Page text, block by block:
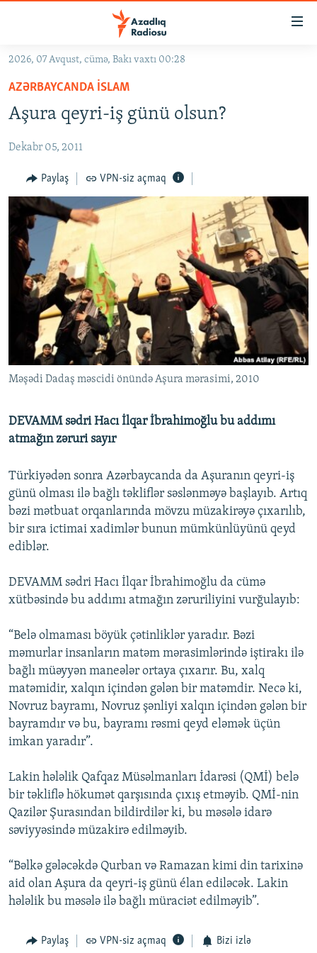
Əsas
qayıt
Əsas
naviqasiyaya
qayıt
KORRUPSIOMETR
#ƏSLINDƏ
FƏRQƏ BAX
QANUNI DOĞRU
ARAŞDIRMA
MULTIMEDIA
VIDEO
FOTOQALEREYA
İNFOQRAFIKA
KARIKATURA
RADIO ARXIV
OXU ZALI
AZƏRBAYCAN ƏDƏBIYYATI KITABXANASI
İSLAM VƏ DEMOKRATIYA
İZ - MƏDƏNIYYƏT PROQRAMI
HAQQIMIZDA
MISSIYAMIZ
PEŞƏ ETIKASI VƏ JURNALISTIKA STANDARTLARIMIZ
MATERIALLARIMIZDAN ISTIFADƏ
BIZIMLƏ ƏLAQƏ
BIZI IZLƏ
2026, 07 Avqust, cümə, Bakı vaxtı 00:28
AZƏRBAYCANDA İSLAM
Aşura qeyri-iş günü olsun?
Dekabr 05, 2011
Paylaş VPN-siz açmaq
Məşədi Dadaş məscidi önündə Aşura mərasimi, 2010
DEVAMM sədri Hacı İlqar İbrahimoğlu bu addımı
atmağın zəruri sayır
Türkiyədən sonra Azərbaycanda da Aşuranın qeyri-iş
günü olması ilə bağlı təkliflər səslənməyə başlayıb. Artıq
bəzi mətbuat orqanlarında mövzu müzakirəyə çıxarılıb,
bir sıra ictimai xadimlər bunun mümkünlüyünü qeyd
ediblər.
DEVAMM sədri Hacı İlqar İbrahimoğlu da cümə
xütbəsində bu addımı atmağın zəruriliyini vurğulayıb:
“Belə olmaması böyük çətinliklər yaradır. Bəzi
məmurlar insanların matəm mərasimlərində iştirakı ilə
bağlı müəyyən maneələr ortaya çıxarır. Bu, xalq
matəmidir, xalqın içindən gələn bir matəmdir. Necə ki,
Novruz bayramı, Novruz şənliyi xalqın içindən gələn bir
bayramdır və bu, bayramı rəsmi qeyd eləmək üçün
imkan yaradır”.
Lakin hələlik Qafqaz Müsəlmanları İdarəsi (QMİ) belə
bir təkliflə hökumət qarşısında çıxış etməyib. QMİ-nin
Qazilər Şurasından bildirdilər ki, bu məsələ idarə
səviyyəsində müzakirə edilməyib.
“Bəlkə gələcəkdə Qurban və Ramazan kimi din tarixinə
aid olan Aşura da qeyri-iş günü élan ediləcək. Lakin
hələlik bu məsələ ilə bağlı müraciət edilməyib”.
Paylaş VPN-siz açmaq Bizi izlə